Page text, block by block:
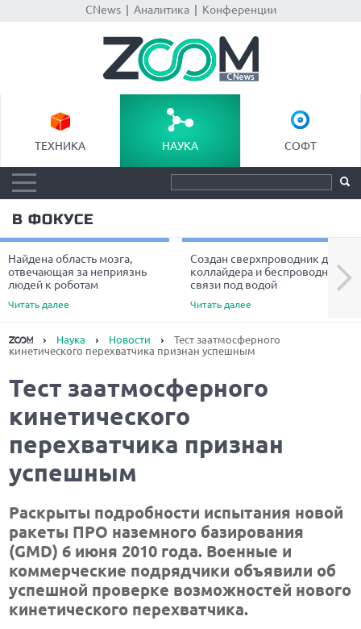
CNews| Аналитика| Конференции
ТЕХНИКА НАУКА СОФТ
В ФОКУСЕ
Найдена область мозга,
отвечающая за неприязнь
людей к роботам
Читать далее
Создан сверхпроводник для
коллайдера и беспроводной
связи под водой
Читать далее
Next
Наука Новости
Тест заатмосферного
кинетического перехватчика признан успешным
Тест заатмосферного
кинетического
перехватчика признан
успешным
Раскрыты подробности испытания новой
ракеты ПРО наземного базирования
(GMD) 6 июня 2010 года. Военные и
коммерческие подрядчики объявили об
успешной проверке возможностей нового
кинетического перехватчика.